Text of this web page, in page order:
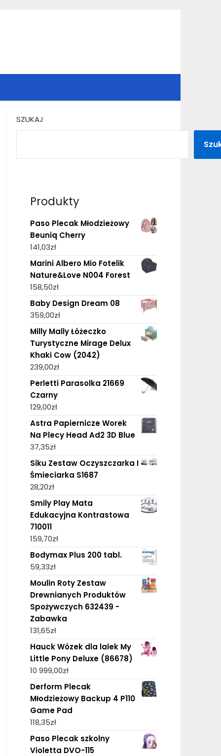
SZUKAJ
Produkty
Paso Plecak Młodzieżowy
Beuniq Cherry
141,03zł
Marini Albero Mio Fotelik
Nature&Love N004 Forest
158,50zł
Baby Design Dream 08
359,00zł
Milly Mally Łóżeczko
Turystyczne Mirage Delux
Khaki Cow (2042)
239,00zł
Perletti Parasolka 21669
Czarny
129,00zł
Astra Papiernicze Worek
Na Plecy Head Ad2 3D Blue
37,35zł
Siku Zestaw Oczyszczarka I
Śmieciarka S1687
28,20zł
Smily Play Mata
Edukacyjna Kontrastowa
710011
159,70zł
Bodymax Plus 200 tabl.
59,33zł
Moulin Roty Zestaw
Drewnianych Produktów
Spożywczych 632439 -
Zabawka
131,65zł
Hauck Wózek dla lalek My
Little Pony Deluxe (86678)
10 999,00zł
Derform Plecak
Młodzieżowy Backup 4 P110
Game Pad
118,35zł
Paso Plecak szkolny
Violetta DVO-115